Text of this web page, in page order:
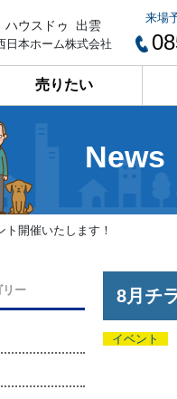
ハウスドゥ 出雲
日本ホーム株式会社
来場
売りたい
News
ト開催いたします！
8月チ
イベント
リー